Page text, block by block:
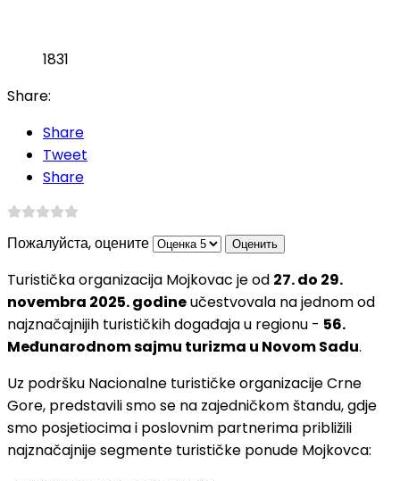
1831
Share:
Share
Tweet
Share
Пожалуйста, оцените
Turistička organizacija Mojkovac je od 27. do 29.
novembra 2025. godineučestvovala na jednom od
najznačajnijih turističkih događaja u regionu - 56.
Međunarodnom sajmu turizma u Novom Sadu.
Uz podršku Nacionalne turističke organizacije Crne
Gore, predstavili smo se na zajedničkom štandu, gdje
smo posjetiocima i poslovnim partnerima približili
najznačajnije segmente turističke ponude Mojkovca: